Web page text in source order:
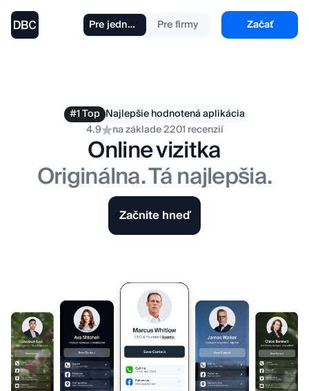
Pre jednotlivcov Pre firmy Začať
#1 Top Najlepšie hodnotená aplikácia
4.9
na základe 2201 recenzií
Online vizitka
Originálna. Tá najlepšia.
Začnite hneď